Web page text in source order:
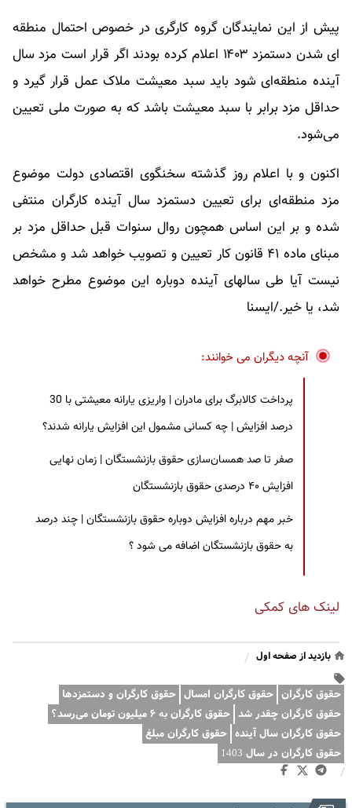
پیش از این نمایندگان گروه کارگری در خصوص احتمال منطقه
ای شدن دستمزد ۱۴۰۳ اعلام کرده بودند اگر قرار است مزد سال
آینده منطقه‌ای شود باید سبد معیشت ملاک عمل قرار گیرد و
حداقل مزد برابر با سبد معیشت باشد که به صورت ملی تعیین
می‌شود.
اکنون و با اعلام روز گذشته سخنگوی اقتصادی دولت موضوع
مزد منطقه‌ای برای تعیین دستمزد سال آینده کارگران منتفی
شده و بر این اساس همچون روال سنوات قبل حداقل مزد بر
مبنای ماده ۴۱ قانون کار تعیین و تصویب خواهد شد و مشخص
نیست آیا طی سالهای آینده دوباره این موضوع مطرح خواهد
شد، یا خیر./ایسنا
آنچه دیگران می خوانند:
پرداخت کالابرگ برای مادران | واریزی یارانه معیشتی با 30
درصد افزایش | چه کسانی مشمول این افزایش یارانه شدند؟
صفر تا صد همسان‌سازی حقوق بازنشستگان | زمان نهایی
افزایش ۴۰ درصدی حقوق بازنشستگان
خبر مهم درباره افزایش دوباره حقوق بازنشستگان | چند درصد
به حقوق بازنشستگان اضافه می شود ؟
لینک های کمکی
بازدید از صفحه اول /
حقوق کارگران حقوق کارگران امسال حقوق کارگران و دستمزدها
حقوق کارگران چقدر شد حقوق کارگران به ۶ میلیون تومان می‌رسد؟
حقوق کارگران سال آینده حقوق کارگران مبلغ
حقوق کارگران در سال 1403
/